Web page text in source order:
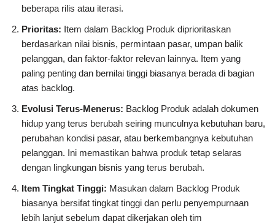
beberapa rilis atau iterasi.
Prioritas: Item dalam Backlog Produk diprioritaskan
berdasarkan nilai bisnis, permintaan pasar, umpan balik
pelanggan, dan faktor-faktor relevan lainnya. Item yang
paling penting dan bernilai tinggi biasanya berada di bagian
atas backlog.
Evolusi Terus-Menerus: Backlog Produk adalah dokumen
hidup yang terus berubah seiring munculnya kebutuhan baru,
perubahan kondisi pasar, atau berkembangnya kebutuhan
pelanggan. Ini memastikan bahwa produk tetap selaras
dengan lingkungan bisnis yang terus berubah.
Item Tingkat Tinggi: Masukan dalam Backlog Produk
biasanya bersifat tingkat tinggi dan perlu penyempurnaan
lebih lanjut sebelum dapat dikerjakan oleh tim